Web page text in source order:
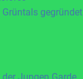
gegründet